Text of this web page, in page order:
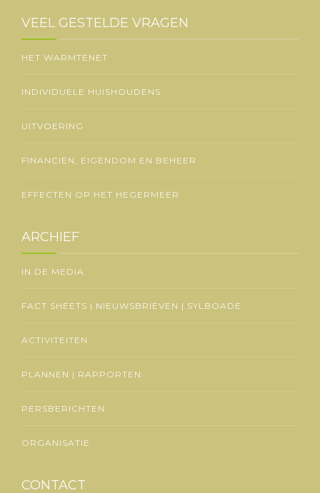
VEEL GESTELDE VRAGEN
HET WARMTENET
INDIVIDUELE HUISHOUDENS
UITVOERING
FINANCIËN, EIGENDOM EN BEHEER
EFFECTEN OP HET HEGERMEER
ARCHIEF
IN DE MEDIA
FACT SHEETS | NIEUWSBRIEVEN | SYLBOADE
ACTIVITEITEN
PLANNEN | RAPPORTEN
PERSBERICHTEN
ORGANISATIE
CONTACT